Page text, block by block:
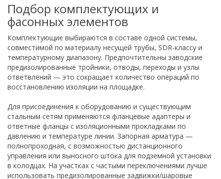
Подбор комплектующих и
фасонных элементов
Комплектующие выбираются в составе одной системы,
совместимой по материалу несущей трубы, SDR-классу и
температурному диапазону. Предпочтительны заводские
предизолированные тройники, отводы, переходы и узлы
ответвлений — это сокращает количество операций по
восстановлению изоляции на площадке.
Для присоединения к оборудованию и существующим
стальным сетям применяются фланцевые адаптеры и
ответные фланцы с изоляционными прокладками по
давлению и температуре линии. Запорная арматура —
полнопроходная, с возможностью дистанционного
управления или выносного штока для подземной установки
в колодцах. На участках с частыми переключениями лучше
использовать предизолированные задвижки/шаровые